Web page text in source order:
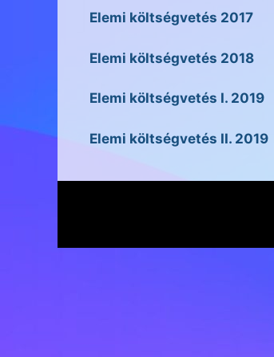
Elemi költségvetés 2017
Elemi költségvetés 2018
Elemi költségvetés I. 2019
Elemi költségvetés II. 2019